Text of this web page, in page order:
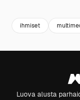
ihmiset
Luova alusta